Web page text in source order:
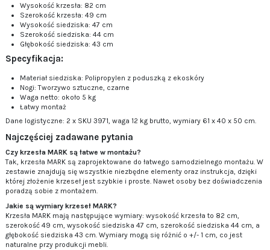
Wysokość krzesła: 82 cm
Szerokość krzesła: 49 cm
Wysokość siedziska: 47 cm
Szerokość siedziska: 44 cm
Głębokość siedziska: 43 cm
Specyfikacja:
Materiał siedziska: Polipropylen z poduszką z ekoskóry
Nogi: Tworzywo sztuczne, czarne
Waga netto: około 5 kg
Łatwy montaż
Dane logistyczne: 2 x SKU 3971, waga 12 kg brutto, wymiary 61 x 40 x 50 cm.
Najczęściej zadawane pytania
Czy krzesła MARK są łatwe w montażu?
Tak, krzesła MARK są zaprojektowane do łatwego samodzielnego montażu. W
zestawie znajdują się wszystkie niezbędne elementy oraz instrukcja, dzięki
której złożenie krzeseł jest szybkie i proste. Nawet osoby bez doświadczenia
poradzą sobie z montażem.
Jakie są wymiary krzeseł MARK?
Krzesła MARK mają następujące wymiary: wysokość krzesła to 82 cm,
szerokość 49 cm, wysokość siedziska 47 cm, szerokość siedziska 44 cm, a
głębokość siedziska 43 cm. Wymiary mogą się różnić o +/- 1 cm, co jest
naturalne przy produkcji mebli.